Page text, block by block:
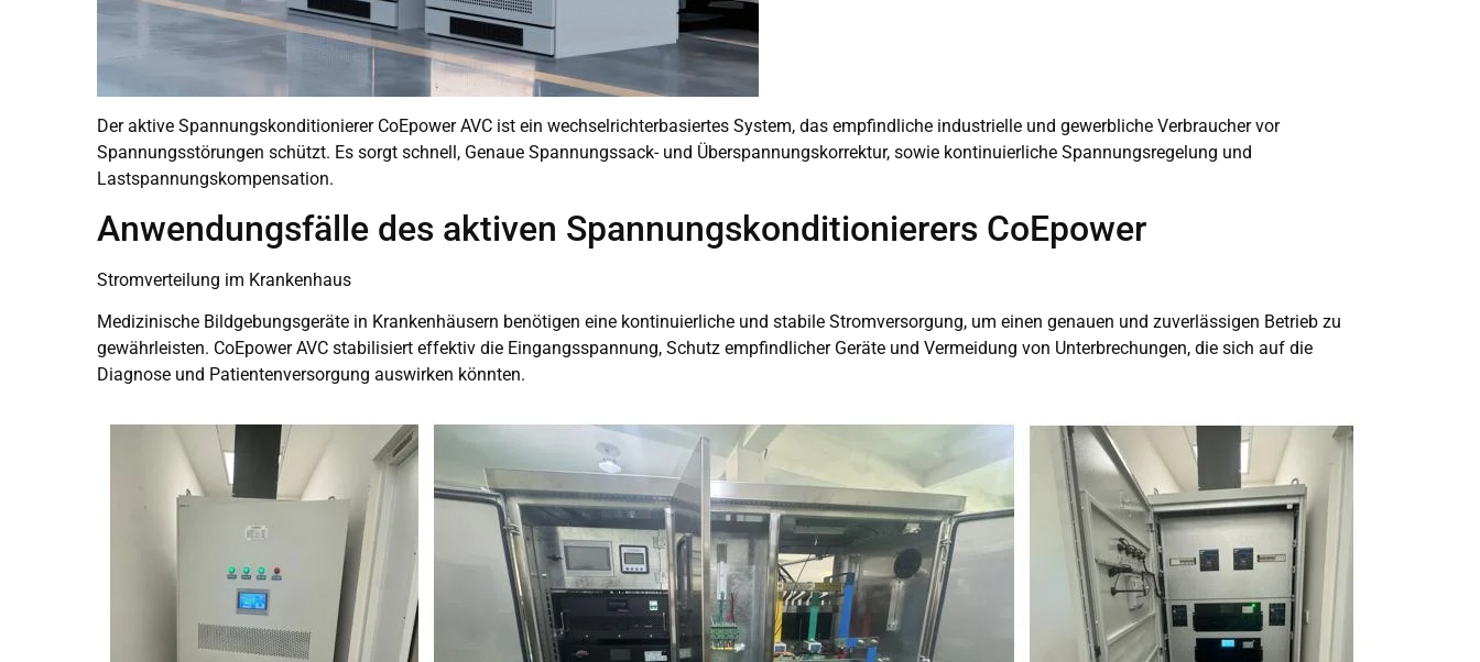
Der aktive Spannungskonditionierer CoEpower AVC ist ein wechselrichterbasiertes System, das empfindliche industrielle und gewerbliche Verbraucher vor
Spannungsstörungen schützt. Es sorgt schnell, Genaue Spannungssack- und Überspannungskorrektur, sowie kontinuierliche Spannungsregelung und
Lastspannungskompensation.
Anwendungsfälle des aktiven Spannungskonditionierers CoEpower
Stromverteilung im Krankenhaus
Medizinische Bildgebungsgeräte in Krankenhäusern benötigen eine kontinuierliche und stabile Stromversorgung, um einen genauen und zuverlässigen Betrieb zu
gewährleisten. CoEpower AVC stabilisiert effektiv die Eingangsspannung, Schutz empfindlicher Geräte und Vermeidung von Unterbrechungen, die sich auf die
Diagnose und Patientenversorgung auswirken könnten.